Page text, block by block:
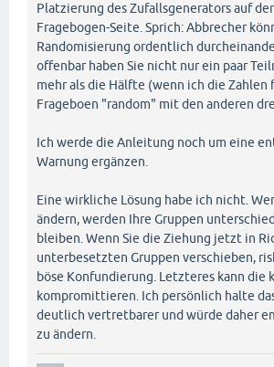
Platzierung des Zufallsgenerators auf
Fragebogen-Seite. Sprich: Abbrecher
Randomisierung ordentlich
offenbar haben Sie nicht nur ein paar
mehr als die Hälfte (wenn ich die Zahlen
Frageboen "random" mit den anderen
Ich werde die Anleitung noch um eine
Warnung ergänzen.
Eine wirkliche Lösung habe ich nicht.
ändern, werden Ihre Gruppen
bleiben. Wenn Sie die Ziehung jetzt in
unterbesetzten Gruppen verschieben,
böse Konfundierung. Letzteres kann die
kompromittieren. Ich persönlich halte
deutlich vertretbarer und würde daher
zu ändern.